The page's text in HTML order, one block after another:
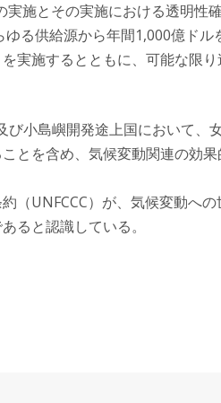
実施とその実施における透明性
る供給源から年間1,000億ド
実施するとともに、可能な限
び小島嶼開発途上国において、
とを含め、気候変動関連の効
（UNFCCC）が、気候変動へ
ると認識している。